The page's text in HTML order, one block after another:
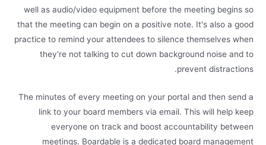
well as audio/video equipment before the meeting begins so
that the meeting can begin on a positive note. It's also a good
practice to remind your attendees to silence themselves when
they're not talking to cut down background noise and to
prevent distractions.
The minutes of every meeting on your portal and then send a
link to your board members via email. This will help keep
everyone on track and boost accountability between
meetings. Boardable is a dedicated board management